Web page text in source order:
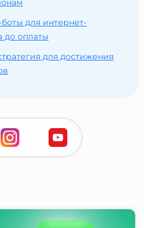
для интернет-
до оплаты
для достижения